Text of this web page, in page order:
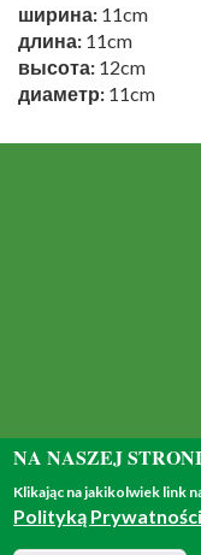
ширина: 11cm
длина: 11cm
высота: 12cm
диаметр: 11cm
©
NA NASZEJ
Klikając na jakikolwiek link
Polityką Prywatności